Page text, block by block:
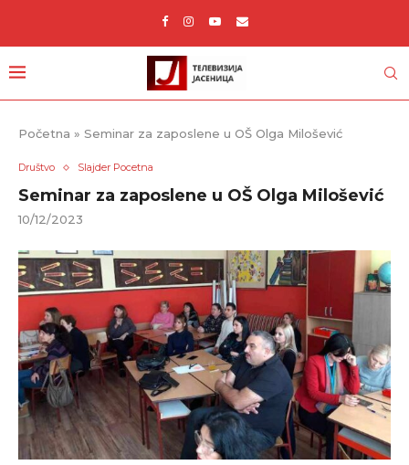
Početna » Seminar za zaposlene u OŠ Olga Milošević
Društvo Slajder Pocetna
Seminar za zaposlene u OŠ Olga Milošević
10/12/2023